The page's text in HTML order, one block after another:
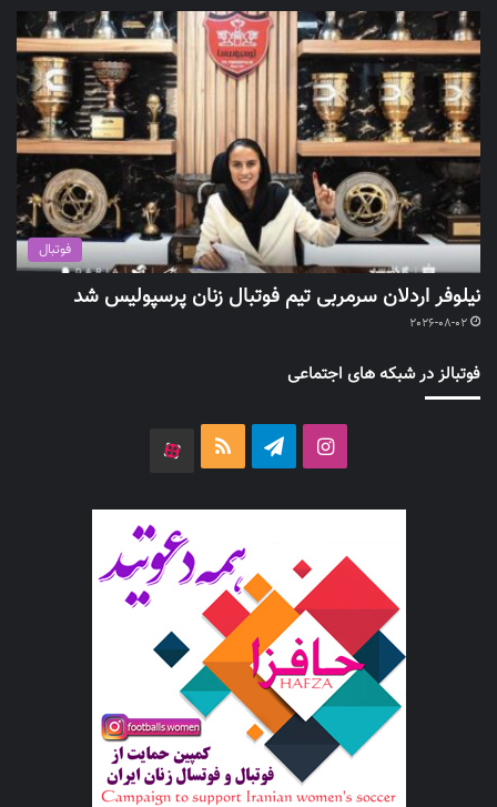
فوتبال
نیلوفر اردلان سرمربی تیم فوتبال زنان پرسپولیس شد
2026-08-02
فوتبالز در شبکه های اجتماعی
اینستاگرامتلگرام خوراک